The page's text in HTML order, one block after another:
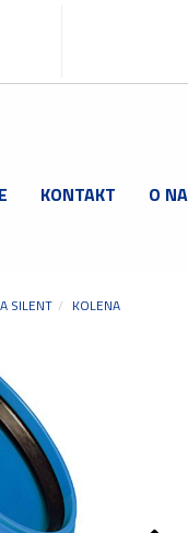
KONTAKT O
SILENT KOLENA